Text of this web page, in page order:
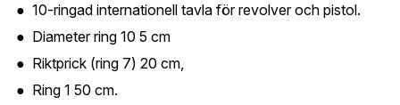
10-ringad internationell tavla för revolver och pistol.
Diameter ring 10 5 cm
Riktprick (ring 7) 20 cm,
Ring 1 50 cm.
Är du företag eller förening?
konto hos oss får du snabbare utcheckning,
översikt över dina beställningar och sparade
uppgifter.
Telefon:*
Land:*
Bevaka